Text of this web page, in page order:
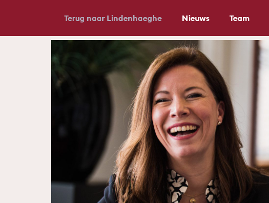
Terug naar Lindenhaeghe Nieuws Team